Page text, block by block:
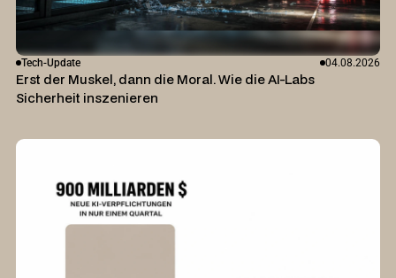
Tech-Update 04.08.2026
Erst der Muskel, dann die Moral. Wie die AI-Labs
Sicherheit inszenieren